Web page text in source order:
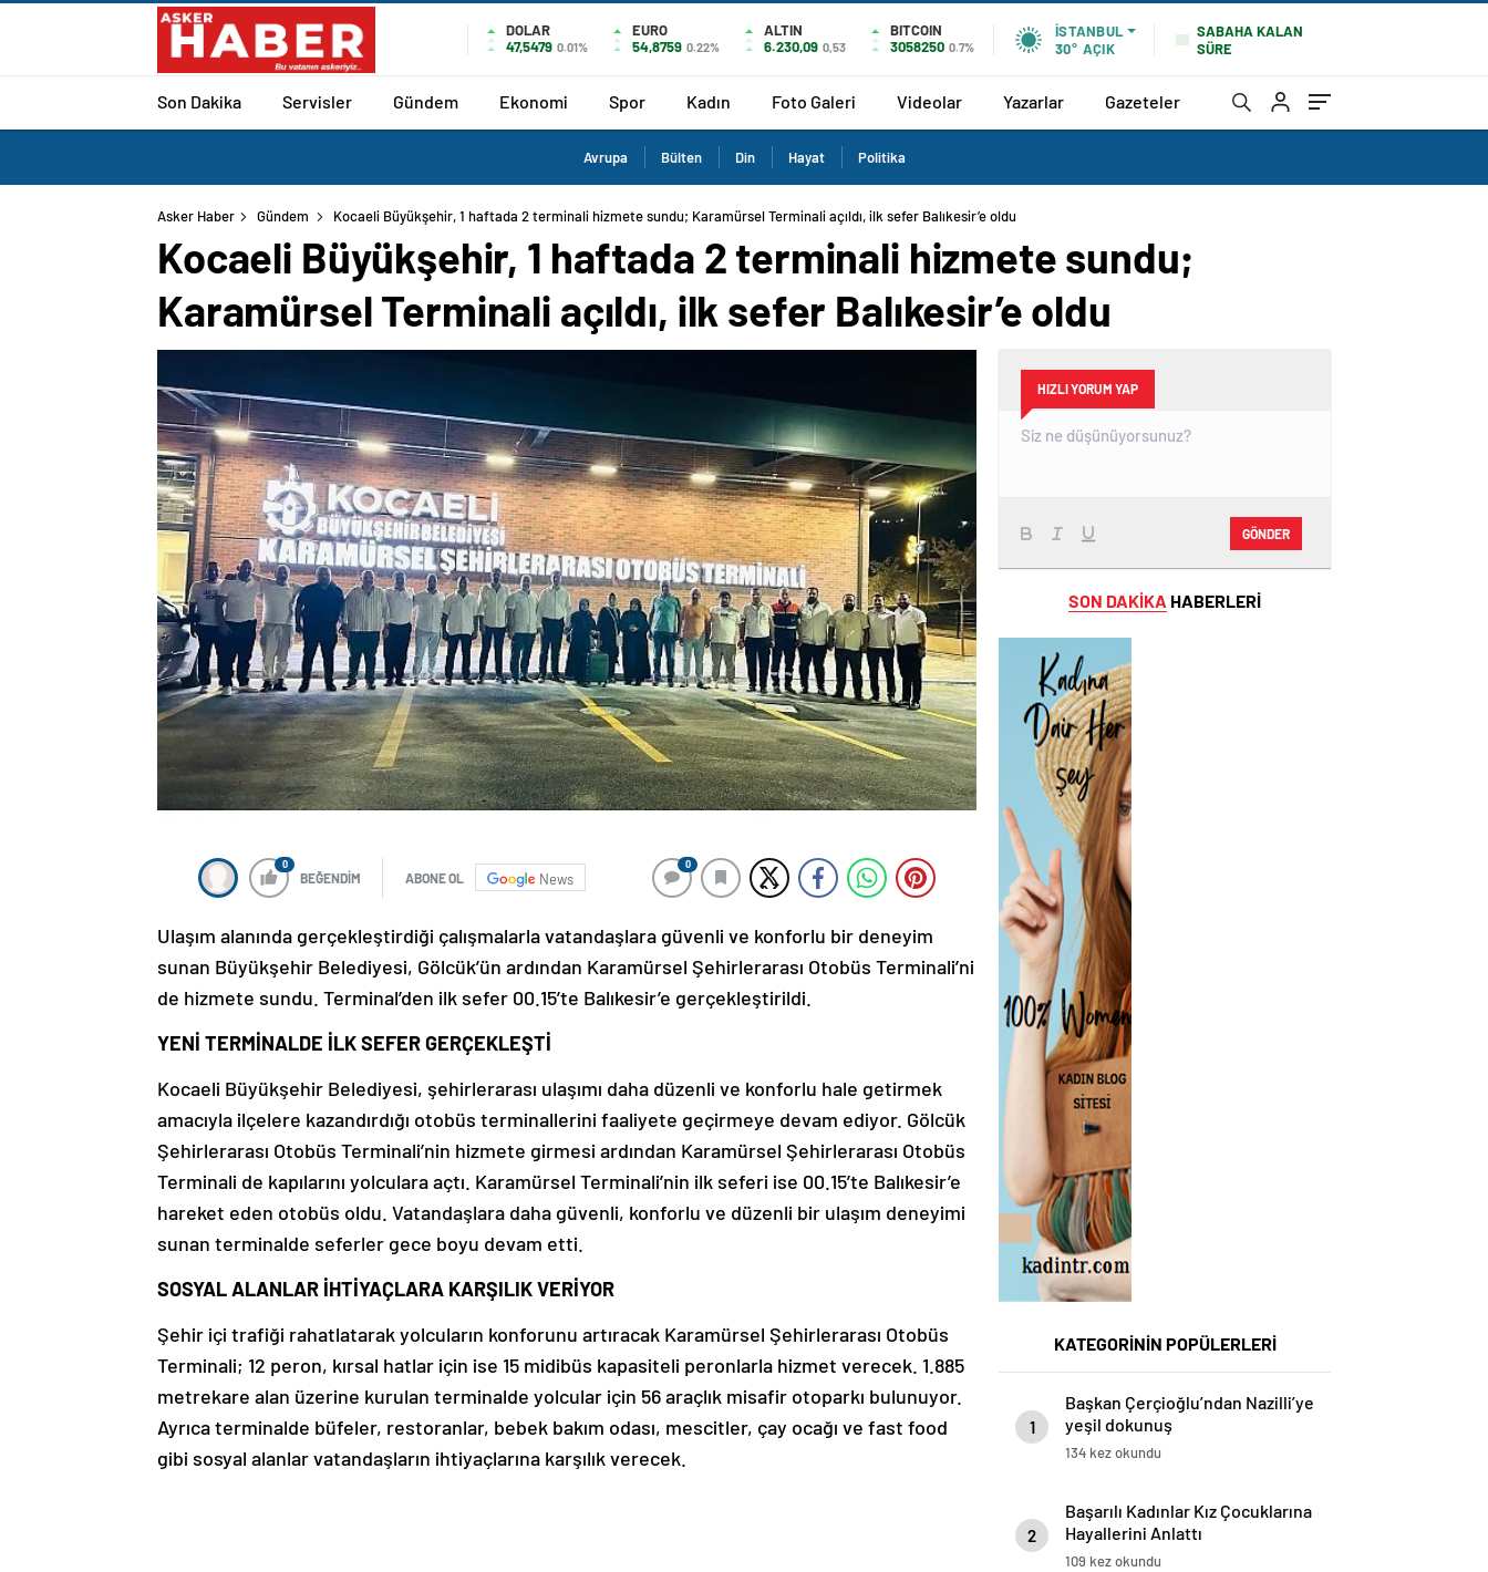
DOLAR
47,5479 0.01%
EURO
54,8759 0.22%
ALTIN
6.230,09 0,53
BITCOIN
3058250 0.7%
İSTANBUL
30° AÇIK
SABAHA KALAN
SÜRE
Son Dakika Servisler Gündem Ekonomi Spor Kadın Foto Galeri Videolar Yazarlar Gazeteler
Avrupa Bülten Din Hayat Politika
Asker Haber Gündem Kocaeli Büyükşehir, 1 haftada 2 terminali hizmete sundu; Karamürsel Terminali açıldı, ilk sefer Balıkesir’e oldu
Kocaeli Büyükşehir, 1 haftada 2 terminali hizmete sundu;
Karamürsel Terminali açıldı, ilk sefer Balıkesir’e oldu
0
BEĞENDİM ABONE OL News
0
Ulaşım alanında gerçekleştirdiği çalışmalarla vatandaşlara güvenli ve konforlu bir deneyim
sunan Büyükşehir Belediyesi, Gölcük’ün ardından Karamürsel Şehirlerarası Otobüs Terminali’ni
de hizmete sundu. Terminal’den ilk sefer 00.15’te Balıkesir’e gerçekleştirildi.
YENİ TERMİNALDE İLK SEFER GERÇEKLEŞTİ
Kocaeli Büyükşehir Belediyesi, şehirlerarası ulaşımı daha düzenli ve konforlu hale getirmek
amacıyla ilçelere kazandırdığı otobüs terminallerini faaliyete geçirmeye devam ediyor. Gölcük
Şehirlerarası Otobüs Terminali’nin hizmete girmesi ardından Karamürsel Şehirlerarası Otobüs
Terminali de kapılarını yolculara açtı. Karamürsel Terminali’nin ilk seferi ise 00.15’te Balıkesir’e
hareket eden otobüs oldu. Vatandaşlara daha güvenli, konforlu ve düzenli bir ulaşım deneyimi
sunan terminalde seferler gece boyu devam etti.
SOSYAL ALANLAR İHTİYAÇLARA KARŞILIK VERİYOR
Şehir içi trafiği rahatlatarak yolcuların konforunu artıracak Karamürsel Şehirlerarası Otobüs
Terminali; 12 peron, kırsal hatlar için ise 15 midibüs kapasiteli peronlarla hizmet verecek. 1.885
metrekare alan üzerine kurulan terminalde yolcular için 56 araçlık misafir otoparkı bulunuyor.
Ayrıca terminalde büfeler, restoranlar, bebek bakım odası, mescitler, çay ocağı ve fast food
gibi sosyal alanlar vatandaşların ihtiyaçlarına karşılık verecek.
HIZLI YORUM YAP
GÖNDER
SON DAKİKA HABERLERİ
KATEGORİNİN POPÜLERLERİ
1
Başkan Çerçioğlu’ndan Nazilli’ye
yeşil dokunuş
134 kez okundu
2
Başarılı Kadınlar Kız Çocuklarına
Hayallerini Anlattı
109 kez okundu